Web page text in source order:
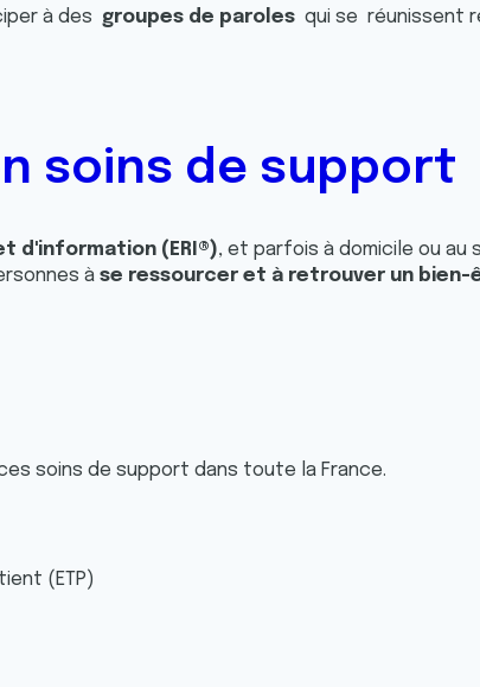
à des groupes de paroles qui se réunissent
soins de support
d'information (ERI®), et parfois à domicile ou au
à se ressourcer et à retrouver un
soins de support dans toute la France.
(ETP)